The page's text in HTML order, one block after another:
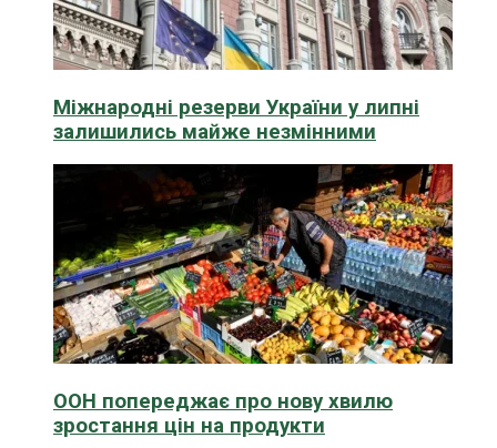
Міжнародні резерви України у липні
залишились майже незмінними
ООН попереджає про нову хвилю
зростання цін на продукти